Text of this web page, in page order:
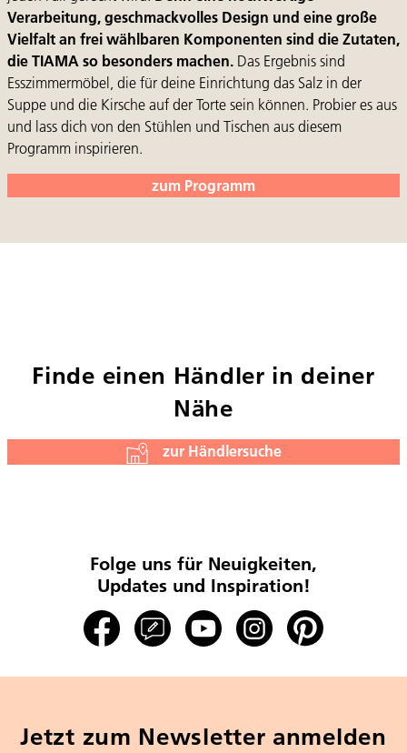
Verarbeitung, geschmackvolles Design und eine große
Vielfalt an frei wählbaren Komponenten sind die Zutaten,
die TIAMA so besonders machen. Das Ergebnis sind
Esszimmermöbel, die für deine Einrichtung das Salz in der
Suppe und die Kirsche auf der Torte sein können. Probier es aus
und lass dich von den Stühlen und Tischen aus diesem
Programm inspirieren.
zum Programm
Finde einen Händler in deiner
Nähe
zur Händlersuche
Folge uns für Neuigkeiten,
Updates und Inspiration!
Jetzt zum Newsletter anmelden